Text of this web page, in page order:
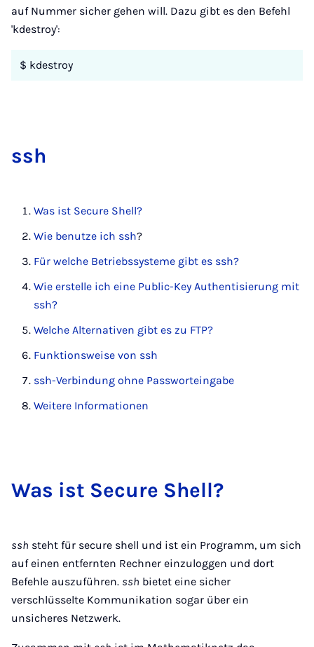
auf Nummer sicher gehen will. Dazu gibt es den Befehl
'kdestroy':
$ kdestroy
ssh
Was ist Secure Shell?
Wie benutze ich ssh?
Für welche Betriebssysteme gibt es ssh?
Wie erstelle ich eine Public-Key Authentisierung mit
ssh?
Welche Alternativen gibt es zu FTP?
Funktionsweise von ssh
ssh-Verbindung ohne Passworteingabe
Weitere Informationen
Was ist Se­cu­re Shell?
ssh steht für secure shell und ist ein Programm, um sich
auf einen entfernten Rechner einzuloggen und dort
Befehle auszuführen. ssh bietet eine sicher
verschlüsselte Kommunikation sogar über ein
unsicheres Netzwerk.